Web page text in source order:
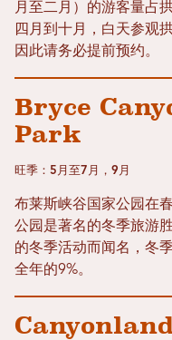
月至二月）的游客量占
四月到十月，白天参观
因此请务必提前预约。
Bryce
Park
旺季：5月至7月，9月
布莱斯峡谷国家公园在
公园是著名的冬季旅游
的冬季活动而闻名，冬
全年的9%。